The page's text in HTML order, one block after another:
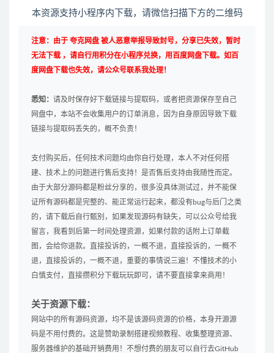
本资源支持小程序内下载，请微信扫描下方的二维码
注意：由于 夸克网盘 被人恶意举报导致封号，分享已失效，暂时
无法下载 ，请自行用积分在小程序兑换，用百度网盘下载。如百
度网盘下载也失效，请公众号联系我处理！
悉知： 请及时保存好下载链接与提取码，或者把资源保存至自己
网盘中，本站不会收集用户的订单消息，因为自身原因导致下载
链接与提取码丢失的，概不负责！
支付购买后，任何技术问题均由你自行处理，本人不对任何搭
建、技术上的问题进行售后支持！是否售后支持由我随性而定。
由于大部分源码都是粉丝分享的，很多没具体测试过，并不能保
证所有源码都是完整的、能正常运行起来，都没有bug与后门之类
的，请下载后自行甄别，如果发现源码有缺失，可以公众号给我
留言，我看到后第一时间处理资源，如果付款的话附上订单截
图，会给你退款。直接投诉的，一概不退，直接投诉的，一概不
退，直接投诉的，一概不退，重要的事情说三遍！不懂技术的小
白慎支付，直接攒积分下载玩玩即可，请不要直接拿来商用！
关于资源下载：
网站中的所有源码资源，均不是该源码资源的价格，本身开源源
码是不用付费的。这是赞助录制搭建视频教程、收集整理资源、
服务器维护的基础开销费用！不想付费的朋友可以自行去GitHub